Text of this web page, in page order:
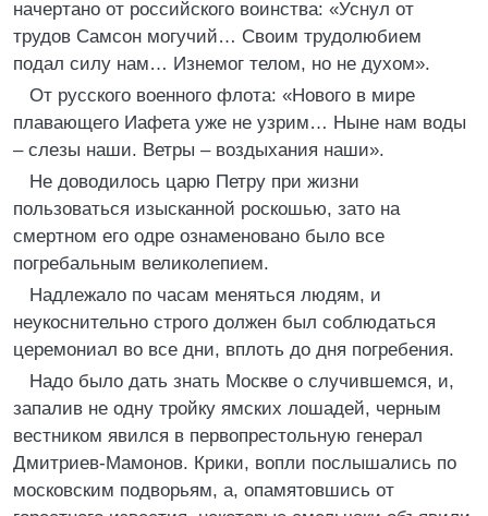
начертано от российского воинства: «Уснул от
трудов Самсон могучий… Своим трудолюбием
подал силу нам… Изнемог телом, но не духом».
От русского военного флота: «Нового в мире
плавающего Иафета уже не узрим… Ныне нам воды
– слезы наши. Ветры – воздыхания наши».
Не доводилось царю Петру при жизни
пользоваться изысканной роскошью, зато на
смертном его одре ознаменовано было все
погребальным великолепием.
Надлежало по часам меняться людям, и
неукоснительно строго должен был соблюдаться
церемониал во все дни, вплоть до дня погребения.
Надо было дать знать Москве о случившемся, и,
запалив не одну тройку ямских лошадей, черным
вестником явился в первопрестольную генерал
Дмитриев-Мамонов. Крики, вопли послышались по
московским подворьям, а, опамятовшись от